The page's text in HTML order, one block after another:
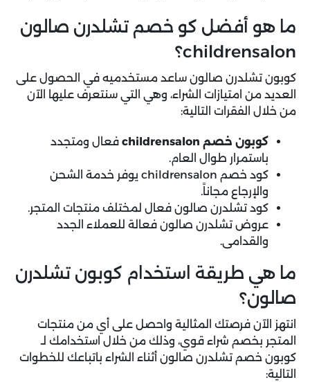
ما هو أفضل كو خصم تشلدرن صالون
childrensalon؟
كوبون تشلدرن صالون ساعد مستخدميه في الحصول على
العديد من امتيازات الشراء، وهي التي سنتعرف عليها الآن
من خلال الفقرات التالية:
كوبون خصم childrensalon
فعال ومتجدد
باستمرار طوال العام.
كود خصم childrensalon يوفر خدمة الشحن
والإرجاع مجاناً.
كود تشلدرن صالون فعال لمختلف منتجات المتجر.
عروض تشلدرن صالون فعالة للعملاء الجدد
والقدامى.
ما هي طريقة استخدام كوبون تشلدرن
صالون؟
انتهز الآن فرصتك المثالية واحصل على أي من منتجات
المتجر بخصم شراء قوي، وذلك من خلال استخدامك لـ
كوبون خصم تشلدرن صالون أثناء الشراء باتباعك للخطوات
التالية: